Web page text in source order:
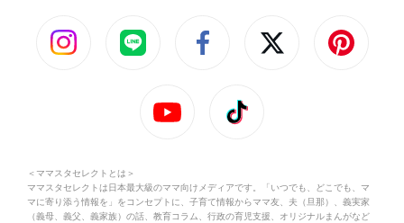
＜ママスタセレクトとは＞
ママスタセレクトは日本最大級のママ向けメディアです。「いつでも、どこでも、マ
マに寄り添う情報を」をコンセプトに、子育て情報からママ友、夫（旦那）、義実家
（義母、義父、義家族）の話、教育コラム、行政の育児支援、オリジナルまんがなど